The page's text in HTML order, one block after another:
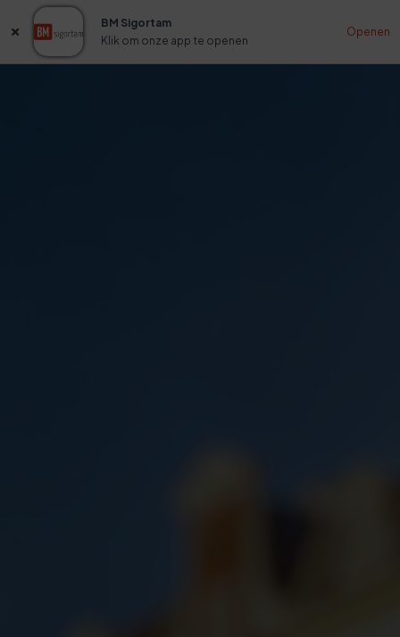
BM Sigortam
Klik om onze app te openen
Openen